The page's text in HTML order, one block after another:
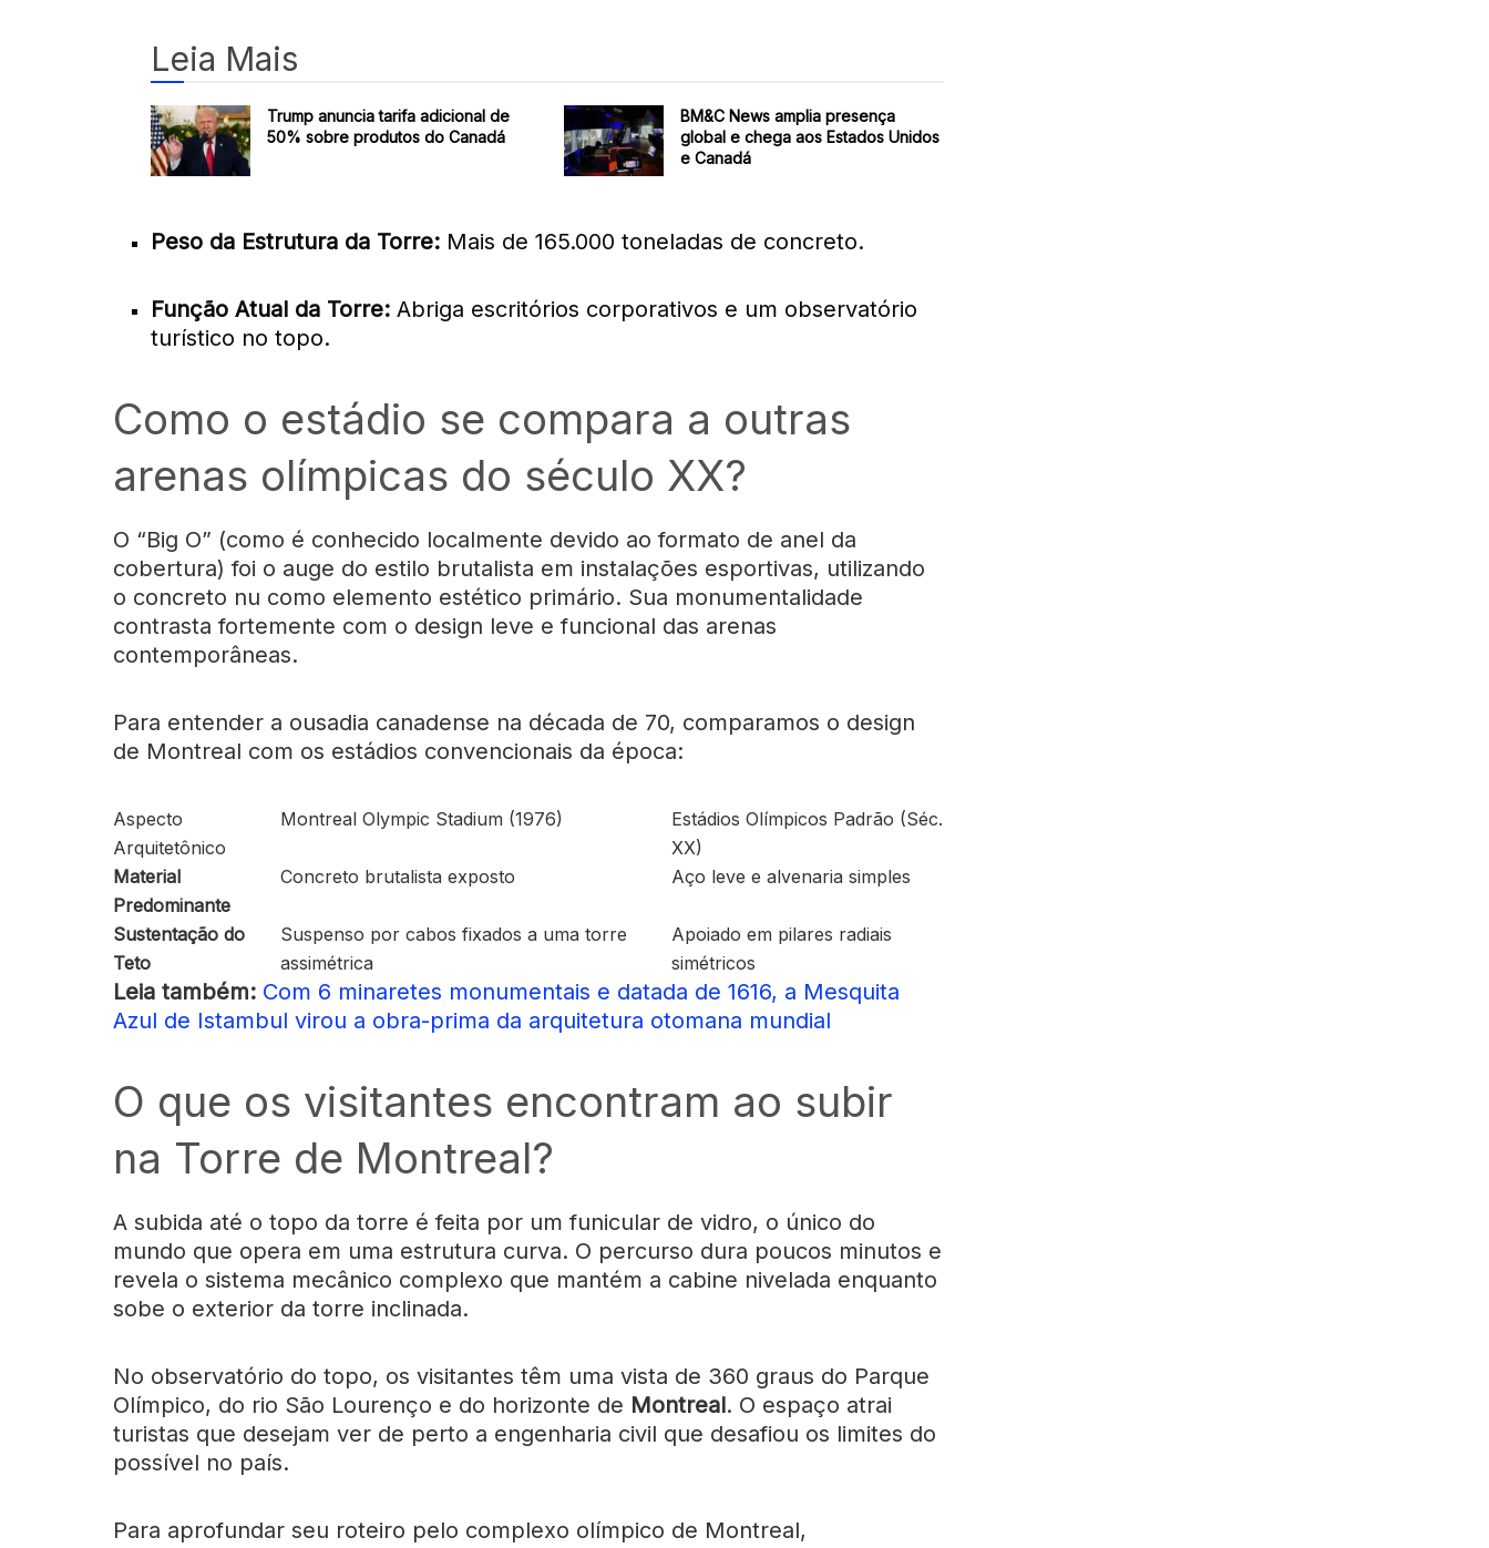
Leia Mais
Trump anuncia tarifa adicional de
50% sobre produtos do Canadá
BM&C News amplia presença
global e chega aos Estados Unidos
e Canadá
Peso da Estrutura da Torre: Mais de 165.000 toneladas de concreto.
Função Atual da Torre: Abriga escritórios corporativos e um observatório
turístico no topo.
Como o estádio se compara a outras
arenas olímpicas do século XX?
O “Big O” (como é conhecido localmente devido ao formato de anel da
cobertura) foi o auge do estilo brutalista em instalações esportivas, utilizando
o concreto nu como elemento estético primário. Sua monumentalidade
contrasta fortemente com o design leve e funcional das arenas
contemporâneas.
Para entender a ousadia canadense na década de 70, comparamos o design
de Montreal com os estádios convencionais da época:
Aspecto
Arquitetônico
Montreal Olympic Stadium (1976)
Estádios Olímpicos Padrão (Séc.
XX)
Material
Predominante
Concreto brutalista exposto Aço leve e alvenaria simples
Sustentação do
Teto
Suspenso por cabos fixados a uma torre
assimétrica
Apoiado em pilares radiais
simétricos
Leia também: Com 6 minaretes monumentais e datada de 1616, a Mesquita
Azul de Istambul virou a obra-prima da arquitetura otomana mundial
O que os visitantes encontram ao subir
na Torre de Montreal?
A subida até o topo da torre é feita por um funicular de vidro, o único do
mundo que opera em uma estrutura curva. O percurso dura poucos minutos e
revela o sistema mecânico complexo que mantém a cabine nivelada enquanto
sobe o exterior da torre inclinada.
No observatório do topo, os visitantes têm uma vista de 360 graus do Parque
Olímpico, do rio São Lourenço e do horizonte de Montreal. O espaço atrai
turistas que desejam ver de perto a engenharia civil que desafiou os limites do
possível no país.
Para aprofundar seu roteiro pelo complexo olímpico de Montreal,